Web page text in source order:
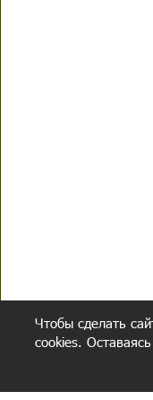
Чтобы сделать
cookies.